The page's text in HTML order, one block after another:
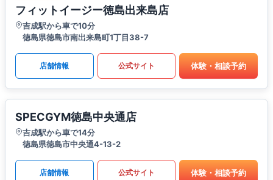
フィットイージー徳島出来島店
吉成駅から車で10分
徳島県徳島市南出来島町1丁目38-7
店舗情報 公式サイト 体験・相談予約
SPECGYM徳島中央通店
吉成駅から車で14分
徳島県徳島市中央通4-13-2
店舗情報 公式サイト 体験・相談予約